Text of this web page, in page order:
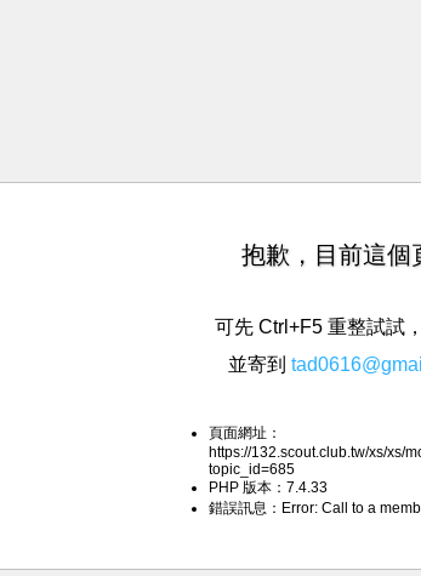
抱歉，目前這個
可先 Ctrl+F5 重整試試
並寄到
頁面網址：
https://132.scout.club.tw/xs/xs/
topic_id=685
PHP 版本：7.4.33
錯誤訊息：Error: Call to a